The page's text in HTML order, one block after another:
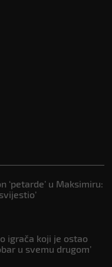
‘petarde’ u Maksimiru:
igrača koji je ostao
u svemu drugom’